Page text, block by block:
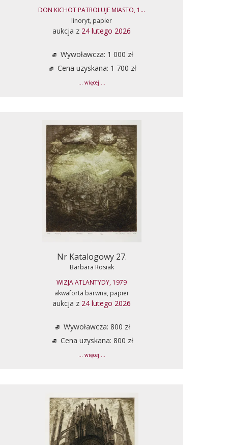
DON KICHOT PATROLUJE MIASTO, 1...
linoryt, papier
aukcja z 24 lutego 2026
Wywoławcza: 1 000 zł
Cena uzyskana: 1 700 zł
... więcej ...
Nr Katalogowy 27.
Barbara Rosiak
WIZJA ATLANTYDY, 1979
akwaforta barwna, papier
aukcja z 24 lutego 2026
Wywoławcza: 800 zł
Cena uzyskana: 800 zł
... więcej ...